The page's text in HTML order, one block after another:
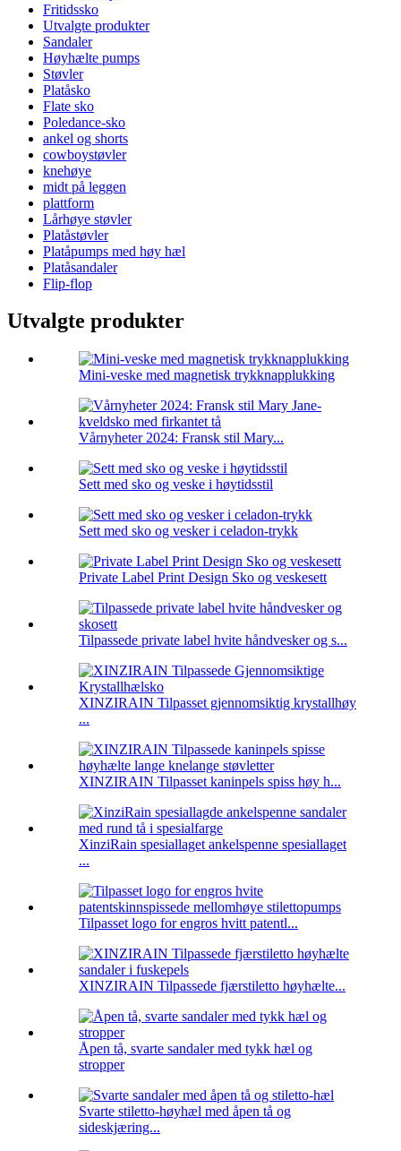
Fritidssko
Utvalgte produkter
Sandaler
Høyhælte pumps
Støvler
Platåsko
Flate sko
Poledance-sko
ankel og shorts
cowboystøvler
knehøye
midt på leggen
plattform
Lårhøye støvler
Platåstøvler
Platåpumps med høy hæl
Platåsandaler
Flip-flop
Utvalgte produkter
Mini-veske med magnetisk trykknapplukking
Vårnyheter 2024: Fransk stil Mary...
Sett med sko og veske i høytidsstil
Sett med sko og vesker i celadon-trykk
Private Label Print Design Sko og veskesett
Tilpassede private label hvite håndvesker og s...
XINZIRAIN Tilpasset gjennomsiktig krystallhøy
...
XINZIRAIN Tilpasset kaninpels spiss høy h...
XinziRain spesiallaget ankelspenne spesiallaget
...
Tilpasset logo for engros hvitt patentl...
XINZIRAIN Tilpassede fjærstiletto høyhælte...
Åpen tå, svarte sandaler med tykk hæl og
stropper
Svarte stiletto-høyhæl med åpen tå og
sideskjæring...